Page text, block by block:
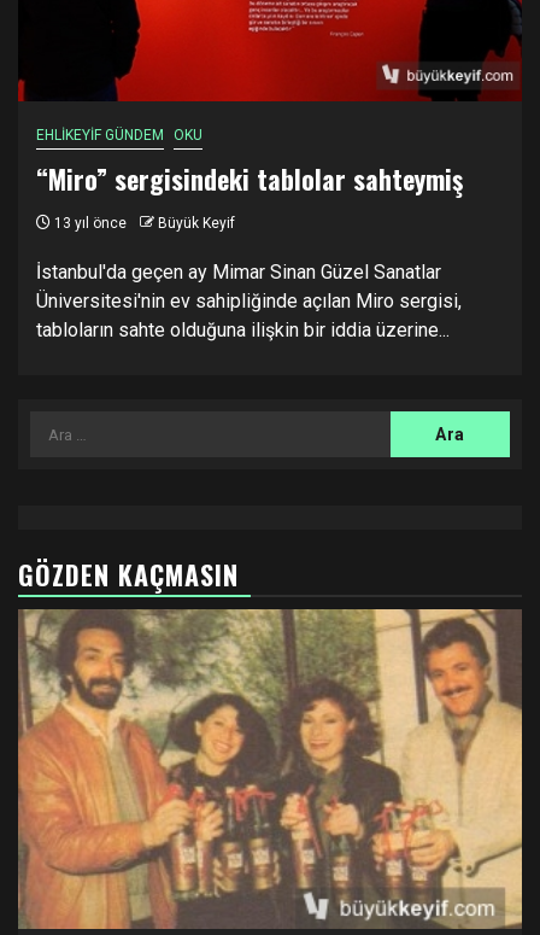
EHLİKEYİF GÜNDEM OKU
“Miro” sergisindeki tablolar sahteymiş
13 yıl önce Büyük Keyif
İstanbul'da geçen ay Mimar Sinan Güzel Sanatlar
Üniversitesi'nin ev sahipliğinde açılan Miro sergisi,
tabloların sahte olduğuna ilişkin bir iddia üzerine...
Arama:
GÖZDEN KAÇMASIN